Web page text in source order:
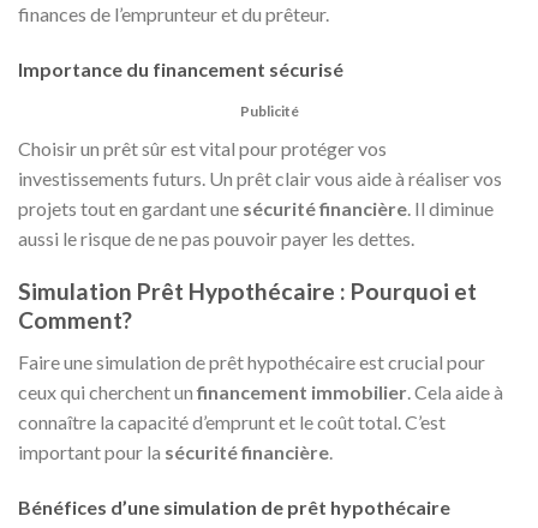
finances de l’emprunteur et du prêteur.
Importance du financement sécurisé
Publicité
Choisir un prêt sûr est vital pour protéger vos
investissements futurs. Un prêt clair vous aide à réaliser vos
projets tout en gardant une sécurité financière . Il diminue
aussi le risque de ne pas pouvoir payer les dettes.
Simulation Prêt Hypothécaire : Pourquoi et
Comment?
Faire une simulation de prêt hypothécaire est crucial pour
ceux qui cherchent unfinancement immobilier. Cela aide à
connaître la capacité d’emprunt et le coût total. C’est
important pour la sécurité financière.
Bénéfices d’une simulation de prêt hypothécaire